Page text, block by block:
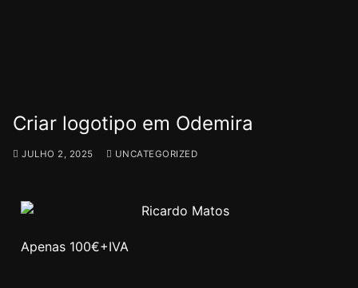
Criar logotipo em Odemira
JULHO 2, 2025 UNCATEGORIZED
Apenas 100€+IVA